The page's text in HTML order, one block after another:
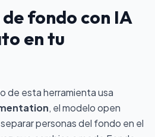
fondo con IA
en tu
de esta herramienta usa
, el modelo open
personas del fondo en el